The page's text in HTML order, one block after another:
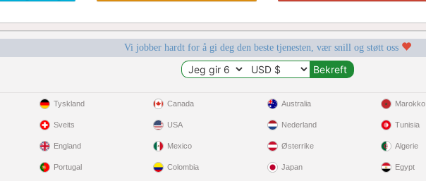
Vi jobber hardt for å gi deg den beste tjenesten, vær snill og støtt oss
Tyskland
Sveits
England
Portugal
Canada
USA
Mexico
Colombia
Australia
Nederland
Østerrike
Japan
Marokko
Tunisia
Algerie
Egypt